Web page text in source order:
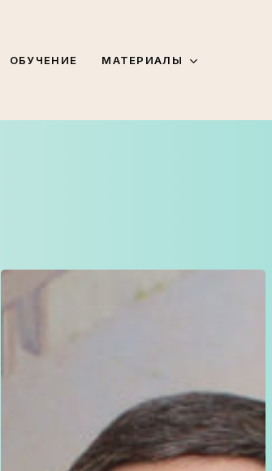
ОБУЧЕНИЕ МАТЕРИАЛЫ